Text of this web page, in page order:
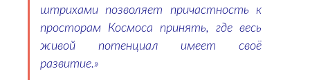
штрихами позволяет причастность к
просторам Космоса принять, где весь
живой потенциал имеет своё
развитие.»